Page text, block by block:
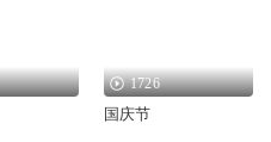
1726
国庆节